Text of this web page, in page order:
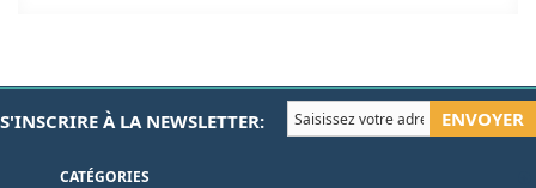
S'INSCRIRE À LA NEWSLETTER: ENVOYER
CATÉGORIES